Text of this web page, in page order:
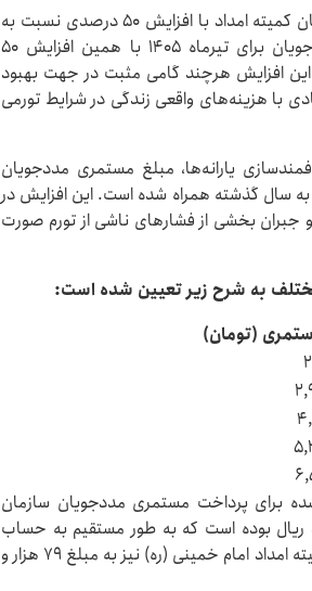
آمارها نشان می‌دهد که مستمری خرداد سال جاری مددجویان کمیته امداد با افزایش ۵۰ درصدی نسبت به
سال قبل همراه بوده است. همچنین مبلغ مستمری مددجویان برای تیرماه ۱۴۰۵ با همین افزایش ۵۰
افزایش هرچند گامی مثبت در جهت بهبود
هزینه‌های واقعی زندگی در شرایط تورمی
و ابلاغیه سازمان هدفمندسازی یارانه‌ها، مبلغ مستمری مددجویان
رشد قابل توجه ۵۰ درصدی نسبت به سال گذشته همراه شده است. این افزایش در
بخشی از فشارهای ناشی از تورم صورت
به شرح زیر تعیین شده است:
(تومان)
برای پرداخت مستمری مددجویان سازمان
۱۴۰۵ بالغ بر ۴۵ هزار و ۷۵۸ میلیارد ریال بوده است که به طور مستقیم به حساب
مددجویان واریز شده است. همچنین مستمری مددجویان کمیته امداد امام خمینی (ره) نیز به مبلغ ۷۹ هزار و